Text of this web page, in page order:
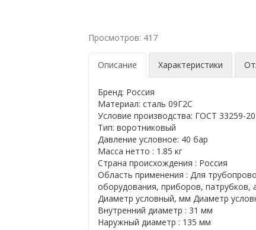
Просмотров: 417
Описание Характеристики
Бренд: Россия
Материал: сталь 09Г2С
Условие производства: ГОСТ 33259-
Тип: воротниковый
Давление условное: 40 бар
Масса нетто : 1.85 кг
Страна происхождения : Россия
Область применения : Для
оборудования, приборов, патрубков,
Диаметр условный, мм Диаметр
Внутренний диаметр : 31 мм
Наружный диаметр : 135 мм